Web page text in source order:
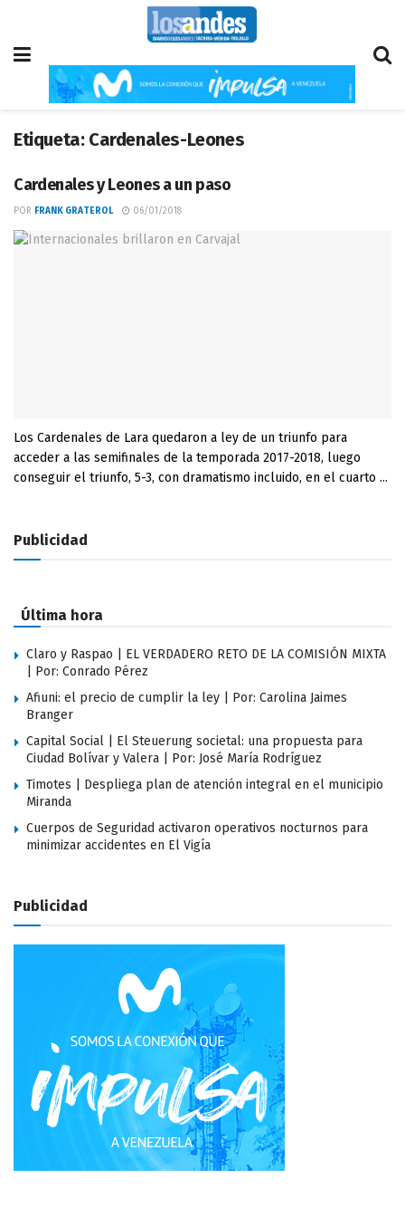
Etiqueta: Cardenales-Leones
Cardenales y Leones a un paso
POR FRANK GRATEROL 06/01/2018
Los Cardenales de Lara quedaron a ley de un triunfo para
acceder a las semifinales de la temporada 2017-2018, luego
conseguir el triunfo, 5-3, con dramatismo incluido, en el cuarto ...
Publicidad
Última hora
Claro y Raspao | EL VERDADERO RETO DE LA COMISIÓN MIXTA
| Por: Conrado Pérez
Afiuni: el precio de cumplir la ley | Por: Carolina Jaimes
Branger
Capital Social | El Steuerung societal: una propuesta para
Ciudad Bolívar y Valera | Por: José María Rodríguez
Timotes | Despliega plan de atención integral en el municipio
Miranda
Cuerpos de Seguridad activaron operativos nocturnos para
minimizar accidentes en El Vigía
Publicidad